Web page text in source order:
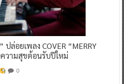
ปล่อยเพลง COVER “MERRY
ความสุขต้อนรับปีใหม่
0